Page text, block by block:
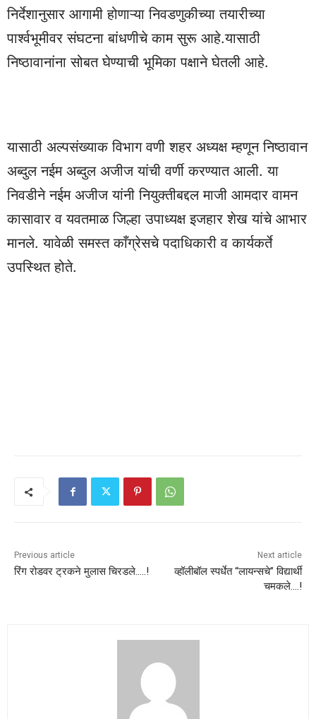
निर्देशानुसार आगामी होणाऱ्या निवडणुकीच्या तयारीच्या
पार्श्वभूमीवर संघटना बांधणीचे काम सुरू आहे.यासाठी
निष्ठावानांना सोबत घेण्याची भूमिका पक्षाने घेतली आहे.
यासाठी अल्पसंख्याक विभाग वणी शहर अध्यक्ष म्हणून निष्ठावान
अब्दुल नईम अब्दुल अजीज यांची वर्णी करण्यात आली. या
निवडीने नईम अजीज यांनी नियुक्तीबद्दल माजी आमदार वामन
कासावार व यवतमाळ जिल्हा उपाध्यक्ष इजहार शेख यांचे आभार
मानले. यावेळी समस्त काँग्रेसचे पदाधिकारी व कार्यकर्ते
उपस्थित होते.
Previous article
रिंग रोडवर ट्रकने मुलास चिरडले…..!
Next article
व्हॉलीबॉल स्पर्धेत “लायन्सचे” विद्यार्थी
चमकले….!